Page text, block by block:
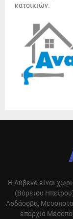
κατοικιών.
Η Λύβενα είναι
(Βόρειου
Αρδάσοβα,
επαρχία